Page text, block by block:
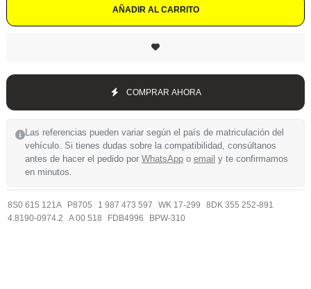
AÑADIR AL CARRITO
COMPRAR AHORA
Las referencias pueden variar según el país de matriculación del
vehículo. Si tienes dudas sobre la compatibilidad, consúltanos
antes de hacer el pedido por WhatsApp o email y te confirmamos
en minutos.
8S0 615 121A P8705 1 987 473 597 WK 17-299
8DK 355 252-891
4.8190-0974.2
A 00 518 FDB4996 BPW-310